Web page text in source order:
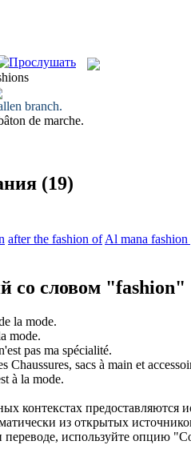
branch.
de marche.
(19)
after the fashion of Al mana fashion
со словом "fashion"
la mode.
mode.
pas ma spécialité.
Chaussures, sacs à main et
à la mode.
контекстах предоставляются
из открытых
используйте опцию